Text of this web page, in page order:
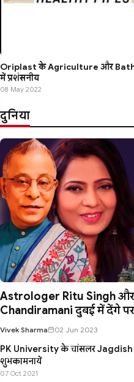
Oriplast के Agriculture और
में प्रशंसनीय
08 May 2022
दुनिया
Astrologer Ritu Singh
Chandiramani दुबई में देंगे
Vivek Sharma 02 Jun 2023
PK University के चांसलर Jagdish
शुभकामनायें
07 Oct 2021